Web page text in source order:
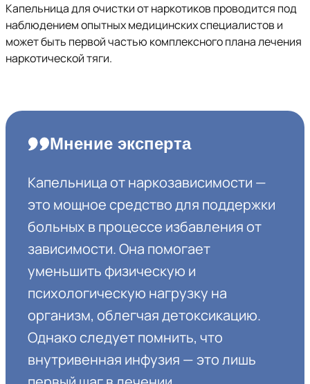
Капельница для очистки от наркотиков проводится под
наблюдением опытных медицинских специалистов и
может быть первой частью комплексного плана лечения
наркотической тяги.
Мнение эксперта
Капельница от наркозависимости —
это мощное средство для поддержки
больных в процессе избавления от
зависимости. Она помогает
уменьшить физическую и
психологическую нагрузку на
организм, облегчая детоксикацию.
Однако следует помнить, что
внутривенная инфузия — это лишь